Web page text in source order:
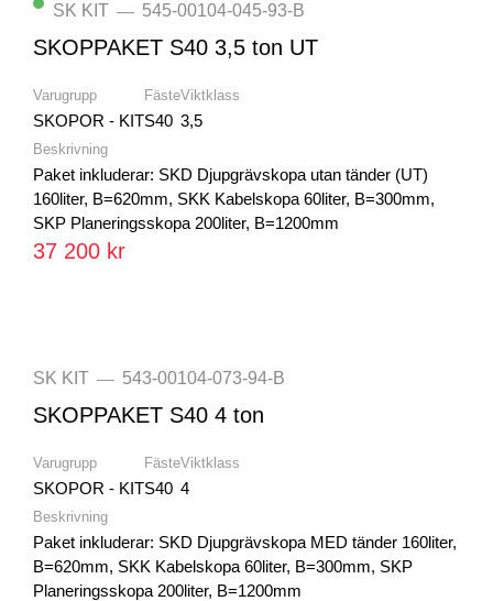
SK KIT — 545-00104-045-93-B
SKOPPAKET S40 3,5 ton UT
Varugrupp
SKOPOR - KIT
Fäste
S40
Viktklass
3,5
Beskrivning
Paket inkluderar: SKD Djupgrävskopa utan tänder (UT)
160liter, B=620mm, SKK Kabelskopa 60liter, B=300mm,
SKP Planeringsskopa 200liter, B=1200mm
37 200 kr
SK KIT — 543-00104-073-94-B
SKOPPAKET S40 4 ton
Varugrupp
SKOPOR - KIT
Fäste
S40
Viktklass
4
Beskrivning
Paket inkluderar: SKD Djupgrävskopa MED tänder 160liter,
B=620mm, SKK Kabelskopa 60liter, B=300mm, SKP
Planeringsskopa 200liter, B=1200mm